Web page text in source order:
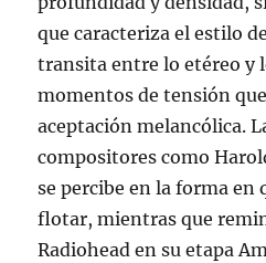
que caracteriza el estilo
transita entre lo etéreo y
momentos de tensión
aceptación melancólica.
compositores como
se percibe en la forma en
flotar, mientras que
Radiohead en su etapa